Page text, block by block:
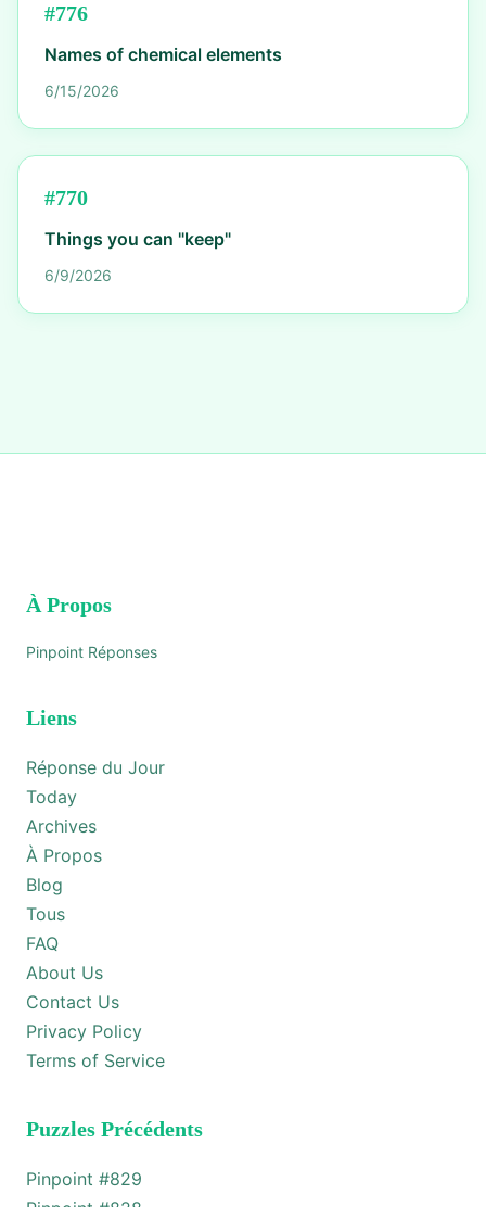
#776
Names of chemical elements
6/15/2026
#770
Things you can "keep"
6/9/2026
À Propos
Pinpoint Réponses
Liens
Réponse du Jour
Today
Archives
À Propos
Blog
Tous
FAQ
About Us
Contact Us
Privacy Policy
Terms of Service
Puzzles Précédents
Pinpoint #829